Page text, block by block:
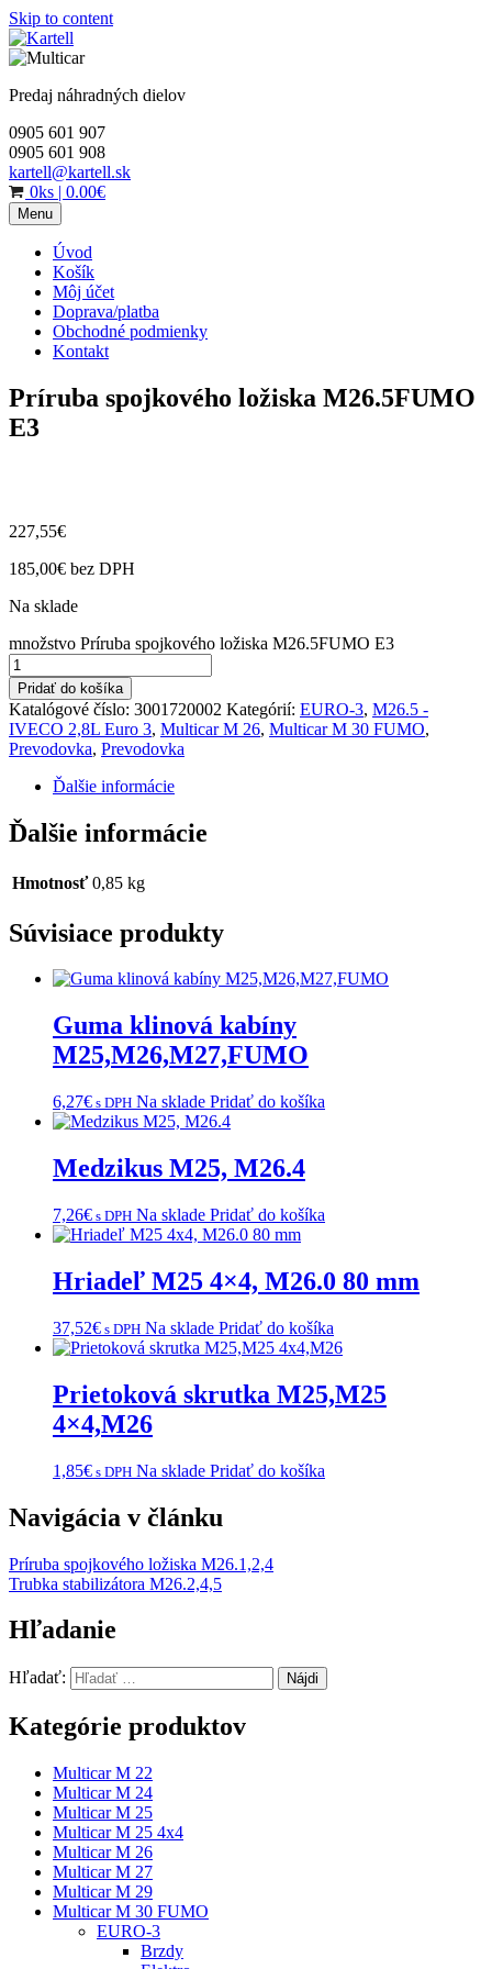
Skip to content
Predaj náhradných dielov
0905 601 907
0905 601 908
kartell@kartell.sk
0ks | 0.00€
Menu
Úvod
Košík
Môj účet
Doprava/platba
Obchodné podmienky
Kontakt
Príruba spojkového ložiska M26.5FUMO
E3
227,55€
185,00€ bez DPH
Na sklade
množstvo Príruba spojkového ložiska M26.5FUMO E3
Pridať do košíka
Katalógové číslo: 3001720002 Kategórií: EURO-3, M26.5 -
IVECO 2,8L Euro 3, Multicar M 26, Multicar M 30 FUMO,
Prevodovka, Prevodovka
Ďalšie informácie
Ďalšie informácie
Hmotnosť 0,85 kg
Súvisiace produkty
Guma klinová kabíny
M25,M26,M27,FUMO
6,27€ s DPH Na sklade Pridať do košíka
Medzikus M25, M26.4
7,26€ s DPH Na sklade Pridať do košíka
Hriadeľ M25 4×4, M26.0 80 mm
37,52€ s DPH Na sklade Pridať do košíka
Prietoková skrutka M25,M25
4×4,M26
1,85€ s DPH Na sklade Pridať do košíka
Navigácia v článku
Príruba spojkového ložiska M26.1,2,4
Trubka stabilizátora M26.2,4,5
Hľadanie
Hľadať:
Kategórie produktov
Multicar M 22
Multicar M 24
Multicar M 25
Multicar M 25 4x4
Multicar M 26
Multicar M 27
Multicar M 29
Multicar M 30 FUMO
EURO-3
Brzdy